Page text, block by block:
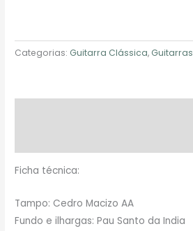
Categorias: Guitarra Clássica, Guitarras
Ficha técnica:
Tampo: Cedro Macizo AA
Fundo e ilhargas: Pau Santo da India